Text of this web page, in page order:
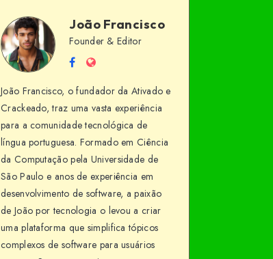
João
Francisco
João Francisco
Founder & Editor
Follow
Facebook
Website
João Francisco, o fundador da Ativado e
Crackeado, traz uma vasta experiência
para a comunidade tecnológica de
língua portuguesa. Formado em Ciência
da Computação pela Universidade de
São Paulo e anos de experiência em
desenvolvimento de software, a paixão
de João por tecnologia o levou a criar
uma plataforma que simplifica tópicos
complexos de software para usuários